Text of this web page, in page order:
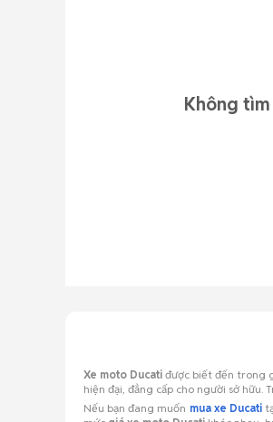
Không
Xe moto Ducati được biết đến trong
hiện đại, đẳng cấp cho người sở
Nếu bạn đang muốn mua xe Ducati